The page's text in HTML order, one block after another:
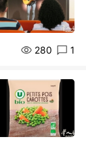
280 1